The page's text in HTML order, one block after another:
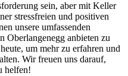
sein, aber mit Keller
stressfreien und positiven
unsere umfassenden
Oberlangenegg anbieten zu
um mehr zu erfahren und
Wir freuen uns darauf,
helfen!